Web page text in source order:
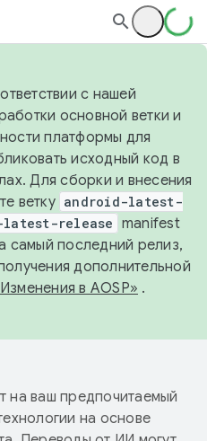
с нашей
основной ветки и
платформы для
исходный код в
Для сборки и внесения
ветку android-latest-
latest-release manifest
самый последний релиз,
дополнительной
в AOSP» .
на ваш предпочитаемый
на основе